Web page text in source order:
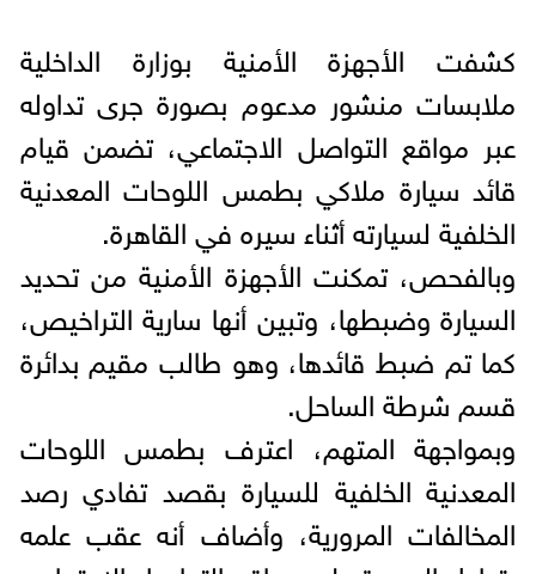
كشفت الأجهزة الأمنية بوزارة الداخلية
ملابسات منشور مدعوم بصورة جرى تداوله
عبر مواقع التواصل الاجتماعي، تضمن قيام
قائد سيارة ملاكي بطمس اللوحات المعدنية
الخلفية لسيارته أثناء سيره في القاهرة.
وبالفحص، تمكنت الأجهزة الأمنية من تحديد
السيارة وضبطها، وتبين أنها سارية التراخيص،
كما تم ضبط قائدها، وهو طالب مقيم بدائرة
قسم شرطة الساحل.
وبمواجهة المتهم، اعترف بطمس اللوحات
المعدنية الخلفية للسيارة بقصد تفادي رصد
المخالفات المرورية، وأضاف أنه عقب علمه